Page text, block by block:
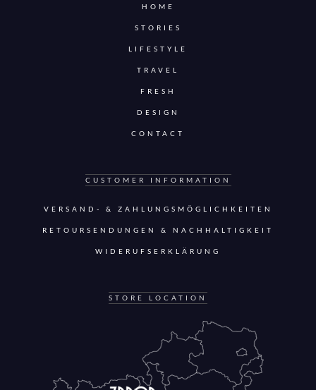
HOME
STORIES
LIFESTYLE
TRAVEL
FRESH
DESIGN
CONTACT
CUSTOMER INFORMATION
VERSAND- & ZAHLUNGSMÖGLICHKEITEN
RETOURSENDUNGEN & NACHHALTIGKEIT
WIDERUFSERKLÄRUNG
STORE LOCATION